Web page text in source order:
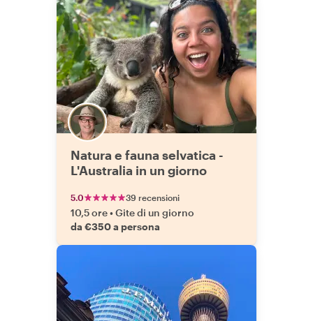
Natura e fauna selvatica -
L'Australia in un giorno
5.0 39 recensioni
10,5 ore•Gite di un giorno
da €350 a persona